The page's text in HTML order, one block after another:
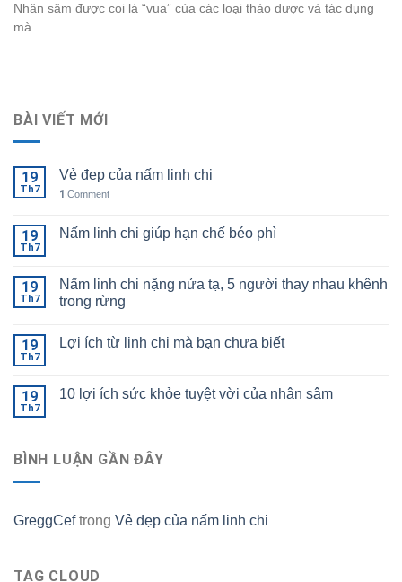
Nhân sâm được coi là “vua” của các loại thảo dược và tác dụng
mà
BÀI VIẾT MỚI
19
Th7
Vẻ đẹp của nấm linh chi
1 Comment
19
Th7
Nấm linh chi giúp hạn chế béo phì
19
Th7
Nấm linh chi nặng nửa tạ, 5 người thay nhau khênh
trong rừng
19
Th7
Lợi ích từ linh chi mà bạn chưa biết
19
Th7
10 lợi ích sức khỏe tuyệt vời của nhân sâm
BÌNH LUẬN GẦN ĐÂY
GreggCeftrong Vẻ đẹp của nấm linh chi
TAG CLOUD